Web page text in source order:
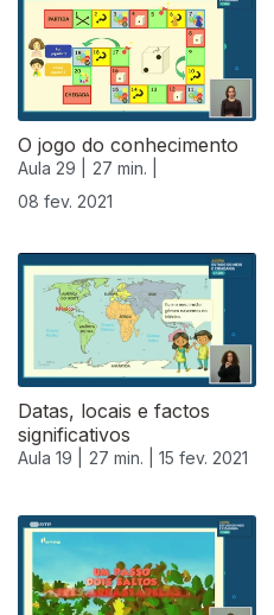
O jogo do conhecimento
Aula 29 |
27 min. |
08 fev. 2021
Datas, locais e factos
significativos
Aula 19 | 27 min. | 15 fev. 2021